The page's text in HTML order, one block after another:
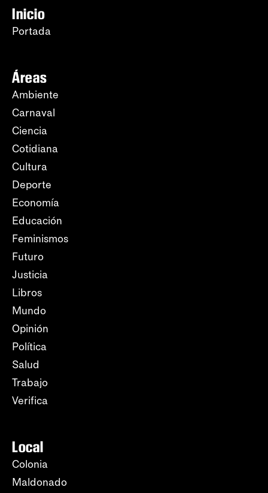
Inicio
Portada
Áreas
Ambiente
Carnaval
Ciencia
Cotidiana
Cultura
Deporte
Economía
Educación
Feminismos
Futuro
Justicia
Libros
Mundo
Opinión
Política
Salud
Trabajo
Verifica
Local
Colonia
Maldonado